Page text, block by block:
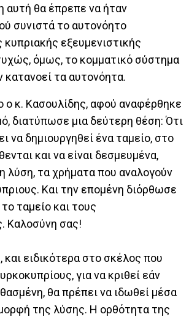
αυτή θα έπρεπε να ήταν
συνιστά το αυτονόητο
εξευμενιστικής
όμως, το κομματικό σύστημα
κατανοεί τα αυτονόητα.
ο κ. Κασουλίδης, αφού αναφέρθηκε
διατύπωσε μια δεύτερη θέση: Ότι
να δημιουργηθεί ένα ταμείο, στο
και να είναι δεσμευμένα,
τα χρήματα που αναλογούν
Και την επομένη διόρθωσε
ταμείο και τους
Καλοσύνη σας!
ειδικότερα στο σκέλος που
για να κριθεί εάν
θα πρέπει να ιδωθεί μέσα
της λύσης. Η ορθότητα της